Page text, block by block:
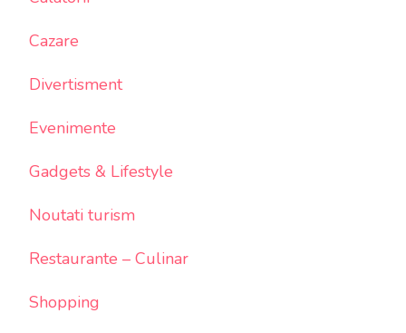
Cazare
Divertisment
Evenimente
Gadgets & Lifestyle
Noutati turism
Restaurante – Culinar
Shopping